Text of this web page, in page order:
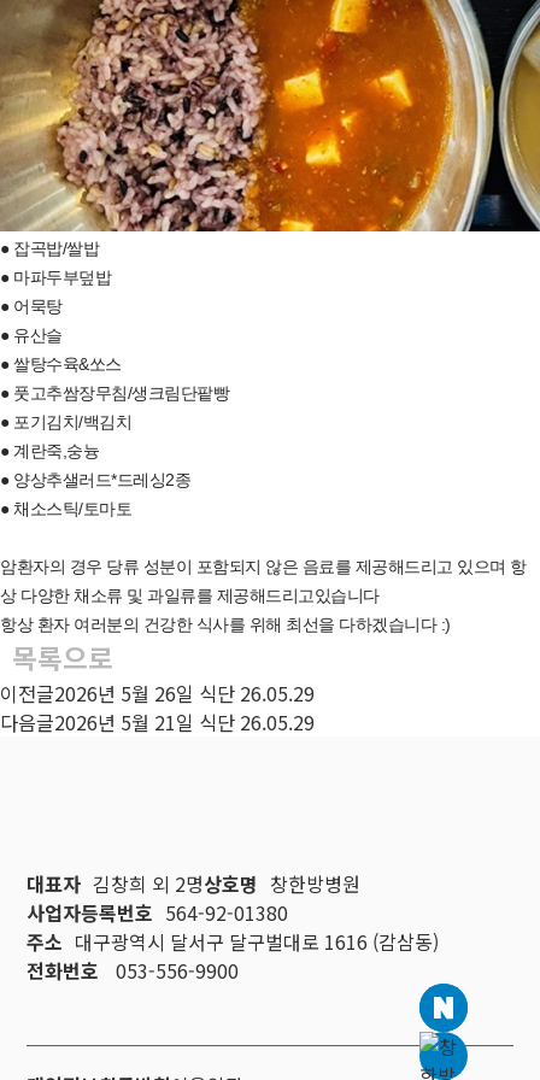
● 잡곡밥/쌀밥
● 마파두부덮밥
● 어묵탕
● 유산슬
● 쌀탕수육&쏘스
● 풋고추쌈장무침/생크림단팥빵
● 포기김치/백김치
● 계란죽,숭늉
● 양상추샐러드*드레싱2종
● 채소스틱/토마토
암환자의 경우 당류 성분이 포함되지 않은 음료를 제공해드리고 있으며 항
상 다양한 채소류 및 과일류를 제공해드리고있습니다
항상 환자 여러분의 건강한 식사를 위해 최선을 다하겠습니다 :)
목록으로
이전글2026년 5월 26일 식단 26.05.29
다음글2026년 5월 21일 식단 26.05.29
대표자 김창희 외 2명상호명 창한방병원
사업자등록번호 564-92-01380
주소 대구광역시 달서구 달구벌대로 1616 (감삼동)
전화번호
053-556-9900